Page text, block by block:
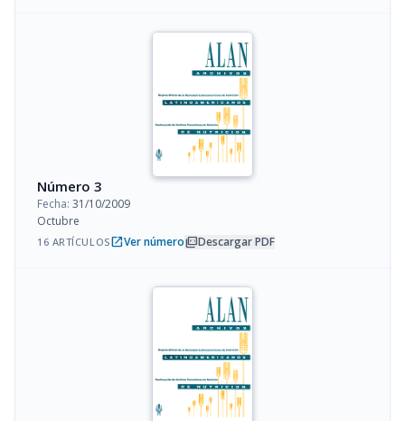
Número 3
Fecha: 31/10/2009
Octubre
16 ARTÍCULOSopen_in_newVer númeropicture_as_pdfDescargar PDF